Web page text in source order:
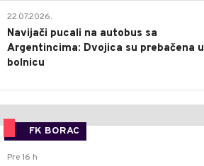
22.07.2026.
Navijači pucali na autobus sa
Argentincima: Dvojica su prebačena u
bolnicu
FK BORAC
Pre 16 h